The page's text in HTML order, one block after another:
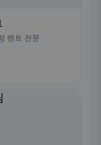
렌트 전문